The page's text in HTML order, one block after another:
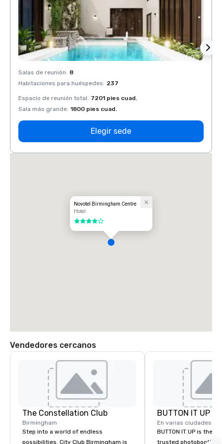
Salas de reunión: 8
Habitaciones para huéspedes: 237
Espacio de reunión total: 7201 pies cuad.
Sala más grande: 1800 pies cuad.
Elegir sede
Novotel Birmingham Centre
Hotel
4 de 5
Vendedores cercanos
The Constellation Club
Birmingham
Step into a world of endless
possibilities. City Club Birmingham is
BUTTON IT UP
En varias ciudades
BUTTON IT UP is the
trusted photobooth